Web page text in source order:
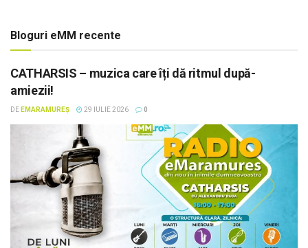
Bloguri eMM recente
CATHARSIS – muzica care îți dă ritmul după-
amiezii!
DE EMARAMUREȘ 29 IULIE 2026 0